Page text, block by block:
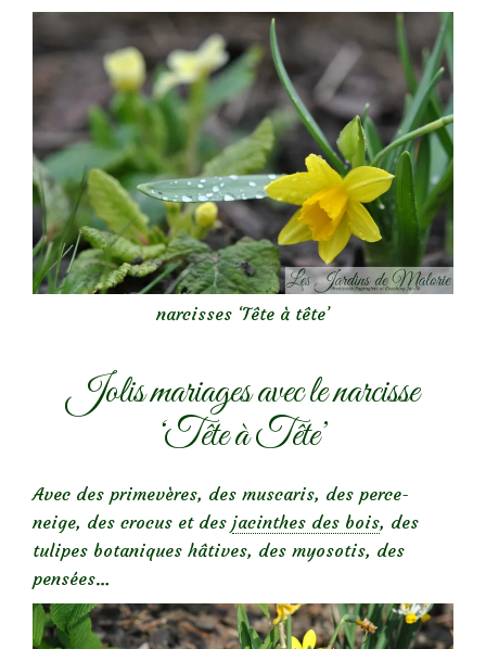
narcisses ‘Tête à tête’
Jolis mariages avec le narcisse
‘Tête à Tête’
Avec des primevères, des muscaris, des perce-
neige, des crocus et des jacinthes des bois, des
tulipes botaniques hâtives, des myosotis, des
pensées…